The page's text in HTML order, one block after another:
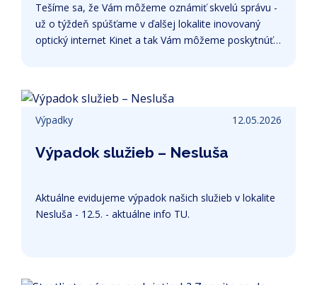
Tešíme sa, že Vám môžeme oznámiť skvelú správu -
už o týždeň spúšťame v ďalšej lokalite inovovaný
optický internet Kinet a tak Vám môžeme poskytnúť
Výpadky 12.05.2026
Výpadok služieb – Nesluša
Aktuálne evidujeme výpadok našich služieb v lokalite
Nesluša - 12.5. - aktuálne info TU.